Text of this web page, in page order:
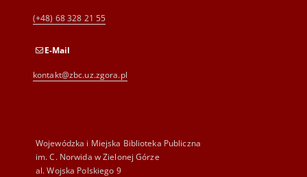
(+48) 68 328 21 55
E-Mail
kontakt@zbc.uz.zgora.pl
Wojewódzka i Miejska Biblioteka Publiczna
im. C. Norwida w Zielonej Górze
al. Wojska Polskiego 9